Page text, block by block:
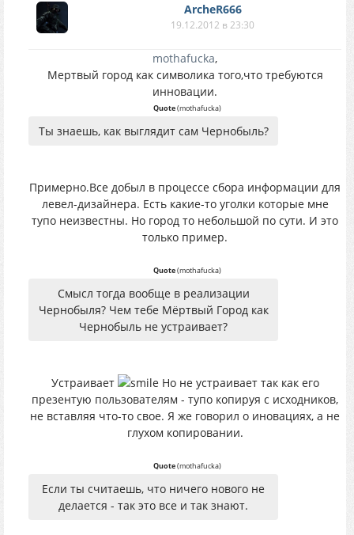
ArcheR666
19.12.2012 в 23:30
mothafucka,
Мертвый город как символика того,что требуются
инновации.
Quote(mothafucka)
Ты знаешь, как выглядит сам Чернобыль?
Примерно.Все добыл в процессе сбора информации для
левел-дизайнера. Есть какие-то уголки которые мне
тупо неизвестны. Но город то небольшой по сути. И это
только пример.
Quote(mothafucka)
Смысл тогда вообще в реализации
Чернобыля? Чем тебе Мёртвый Город как
Чернобыль не устраивает?
Устраивает
Но не устраивает так как его
презентую пользователям - тупо копируя с исходников,
не вставляя что-то свое. Я же говорил о иновациях, а не
глухом копировании.
Quote(mothafucka)
Если ты считаешь, что ничего нового не
делается - так это все и так знают.